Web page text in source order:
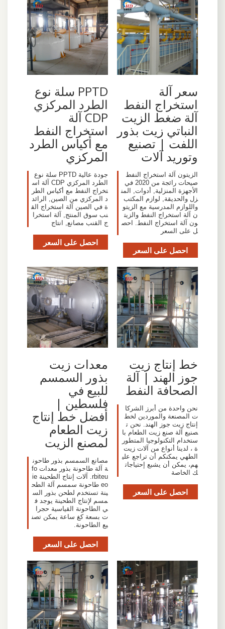
سعر آلة
استخراج النفط
آلة ضغط الزيت
النباتي زيت بذور
اللفت | تصنيع
وتوريد آلات
الزيتون آلة استخراج النفط
صيحات رائجة من 2020 في
الأجهزة المنزلية, أدوات, المن
زل والحديقة, لوازم المكتب
واللوازم المدرسية مع الزيتو
ن آلة استخراج النفط والزيت
ون آلة استخراج النفط. احص
ل على السعر
احصل على السعر
PPTD سلة نوع
الطرد المركزي
CDP آلة
استخراج النفط
مع أكياس الطرد
المركزي
جودة عالية PPTD سلة نوع
الطرد المركزي CDP آلة اس
تخراج النفط مع أكياس الطر
د المركزي من الصين, الرائد
ة في الصين آلة استخراج الق
نب سوق المنتج, آلة استخرا
ج القنب مصانع, انتاج
احصل على السعر
خط إنتاج زيت
جوز الهند | آلة
الصحافة النفط
نحن واحدة من أبرز الشركا
ت المصنعة والموردين لخط
إنتاج زيت جوز الهند. نحن ت
صنيع آلة صنع زيت الطعام با
ستخدام التكنولوجيا المتطور
ة ، لدينا أنواع من آلات زيت
الطهي يمكنكم أن تراجع علي
هم، يمكن أن يشبع إحتياجات
ك الخاصة
احصل على السعر
معدات زيت
بذور السمسم
للبيع في
فلسطين |
أفضل خط إنتاج
زيت الطعام
لمصنع الزيت
مصانع السمسم بذور طاحون
ة آلة طاحونة بذور معدات fo
rbiteu. آلات إنتاج الطحينة ie
eo طاحونة سمسم آلة الطح
ينة تستخدم لطحن بذور الس
مسم لإنتاج الطحينة يوجد ف
ي الطاحونة القياسية حجرا
ت بسعة كغ ساعة يمكن تصن
يع الطاحونة.
احصل على السعر